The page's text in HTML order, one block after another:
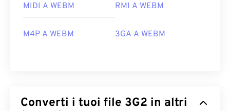
MIDI A WEBM RMI A WEBM
M4P A WEBM 3GA A WEBM
Converti i tuoi file 3G2 in altri